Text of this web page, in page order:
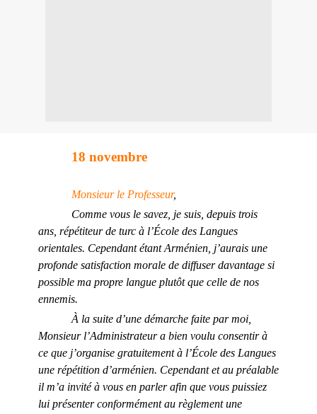
18 novembre
Monsieur le Professeur,
Comme vous le savez, je suis, depuis trois
ans, répétiteur de turc à l’École des Langues
orientales. Cependant étant Arménien, j’aurais une
profonde satisfaction morale de diffuser davantage si
possible ma propre langue plutôt que celle de nos
ennemis.
À la suite d’une démarche faite par moi,
Monsieur l’Administrateur a bien voulu consentir à
ce que j’organise gratuitement à l’École des Langues
une répétition d’arménien. Cependant et au préalable
il m’a invité à vous en parler afin que vous puissiez
lui présenter conformément au règlement une